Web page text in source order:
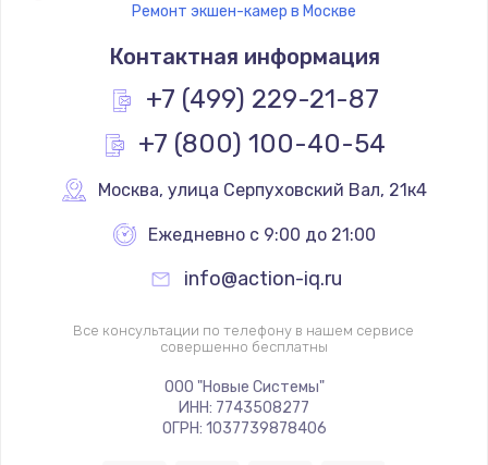
Замена тачпада
1330 руб.
Заказать
Замена контроллера питания
Замена южного моста
2600 руб.
Заказать
Чистка от пыли
990 руб.
Ремонт экшен-камер в Москве
Контактная информация
+7 (499) 229-21-87
+7 (800) 100-40-54
Москва, улица Серпуховский Вал, 21к4
Ежедневно с 9:00 до 21:00
info@action-iq.ru
Все консультации по телефону в нашем сервисе
совершенно бесплатны
ООО "Новые Системы"
ИНН: 7743508277
ОГРН: 1037739878406